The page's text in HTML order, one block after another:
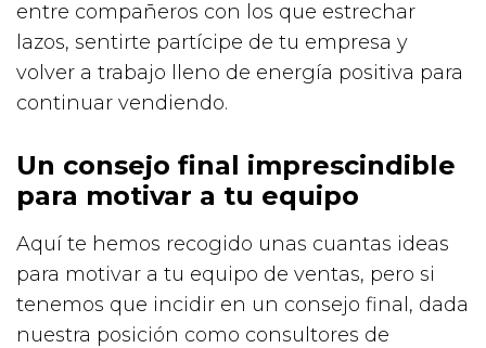
entre compañeros con los que estrechar
lazos, sentirte partícipe de tu empresa y
volver a trabajo lleno de energía positiva para
continuar vendiendo.
Un consejo final imprescindible
para motivar a tu equipo
Aquí te hemos recogido unas cuantas ideas
para motivar a tu equipo de ventas, pero si
tenemos que incidir en un consejo final, dada
nuestra posición como consultores de